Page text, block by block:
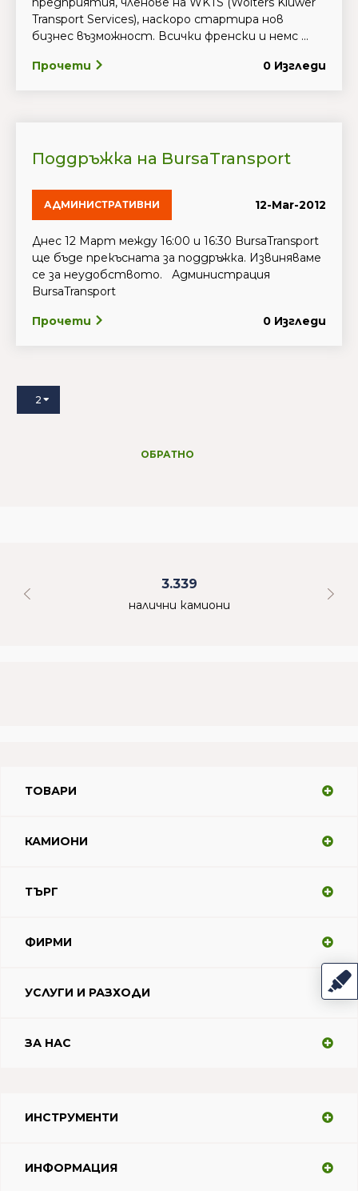
Transport Services), наскоро стартира нов
бизнес възможност. Всички френски и немс ...
Прочети 0 Изгледи
Поддръжка на BursaTransport
АДМИНИСТРАТИВНИ 12-Mar-2012
Днес 12 Март между 16:00 и 16:30 BursaTransport
ще бъде прекъсната за поддръжка. Извиняваме
се за неудобството. Администрация
BursaTransport
Прочети 0 Изгледи
2
ОБРАТНО
3.339
налични камиони
ТОВАРИ
КАМИОНИ
ТЪРГ
ФИРМИ
УСЛУГИ И РАЗХОДИ
ЗА НАС
ИНСТРУМЕНТИ
ИНФОРМАЦИЯ